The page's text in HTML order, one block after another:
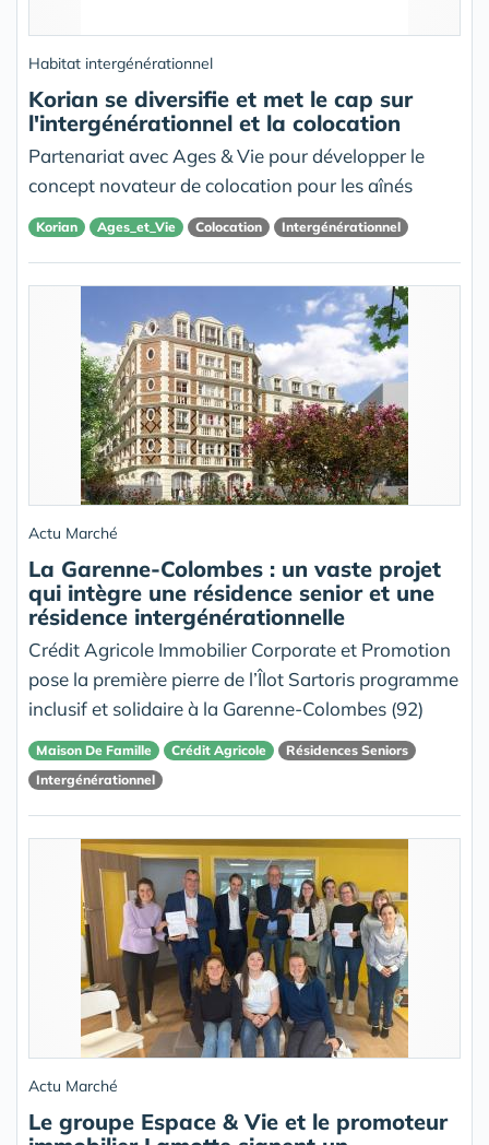
Habitat intergénérationnel
Korian se diversifie et met le cap sur
l'intergénérationnel et la colocation
Partenariat avec Ages & Vie pour développer le
concept novateur de colocation pour les aînés
Korian Ages_et_Vie Colocation Intergénérationnel
Actu Marché
La Garenne-Colombes : un vaste projet
qui intègre une résidence senior et une
résidence intergénérationnelle
Crédit Agricole Immobilier Corporate et Promotion
pose la première pierre de l’Îlot Sartoris programme
inclusif et solidaire à la Garenne-Colombes (92)
Maison De Famille Crédit Agricole
Résidences Seniors
Intergénérationnel
Actu Marché
Le groupe Espace & Vie et le promoteur